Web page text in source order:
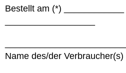
Bestellt am (*)
Name des/der Verbraucher(s)